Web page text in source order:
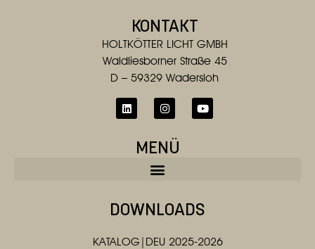
KONTAKT
HOLTKÖTTER LICHT GMBH
Waldliesborner Straße 45
D – 59329 Wadersloh
MENÜ
DOWNLOADS
KATALOG|DEU 2025-2026